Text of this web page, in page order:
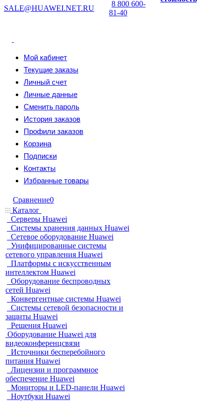
SALE@HUAWEI.NET.RU
8 800 600-
81-40
Мой кабинет
Текущие заказы
Личный счет
Личные данные
Сменить пароль
История заказов
Профили заказов
Корзина
Подписки
Контакты
Избранные товары
Сравнение0
Каталог
Серверы Huawei
Системы хранения данных Huawei
Сетевое оборудование Huawei
Унифицированные системы
сетевого управления Huawei
Платформы с искусственным
интеллектом Huawei
Оборудование беспроводных
сетей Huawei
Конвергентные системы Huawei
Системы сетевой безопасности и
защиты Huawei
Решения Huawei
Оборудование Huawei для
видеоконференцсвязи
Источники бесперебойного
питания Huawei
Лицензии и программное
обеспечение Huawei
Мониторы и LED-панели Huawei
Ноутбуки Huawei